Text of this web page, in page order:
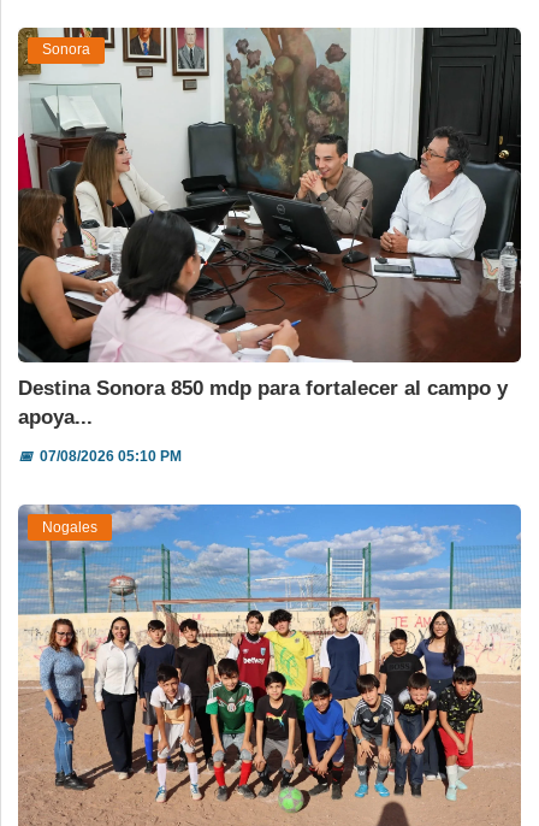
Sonora
Destina Sonora 850 mdp para fortalecer al campo y
apoya...
📅07/08/2026 05:10 PM
Nogales